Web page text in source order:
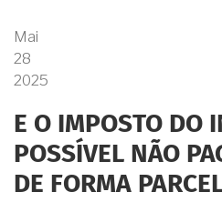
Mai
28
2025
E O IMPOSTO DO
POSSÍVEL NÃO
DE FORMA